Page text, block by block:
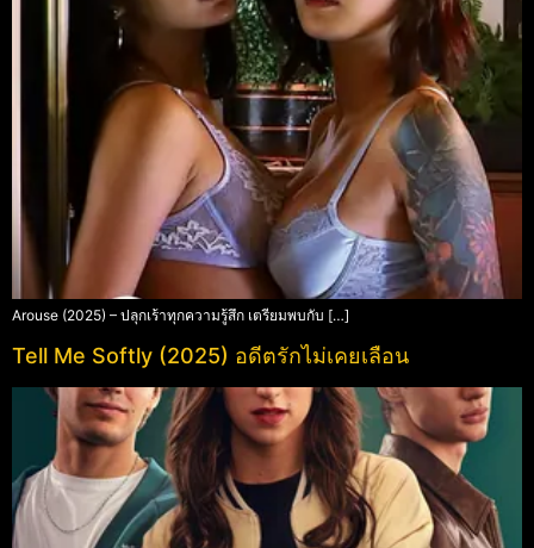
Arouse (2025) – ปลุกเร้าทุกความรู้สึก เตรียมพบกับ […]
Tell Me Softly (2025) อดีตรักไม่เคยเลือน